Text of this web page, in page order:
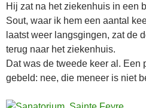
Hij zat na het ziekenhuis in een
Sout, waar ik hem een aantal
laatst weer langsgingen, zat de
terug naar het ziekenhuis.
Dat was de tweede keer al. Een
gebeld: nee, die meneer is niet